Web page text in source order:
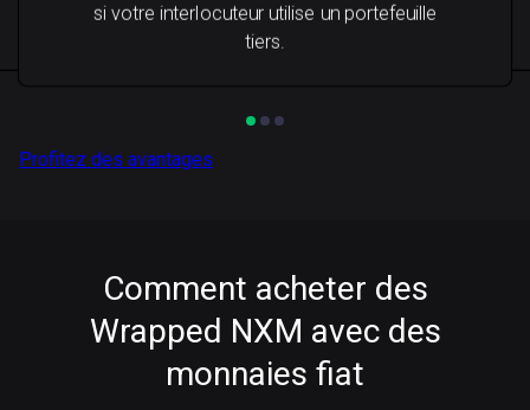
si votre interlocuteur utilise un portefeuille
tiers.
Profitez des avantages
Comment acheter des
Wrapped NXM avec des
monnaies fiat